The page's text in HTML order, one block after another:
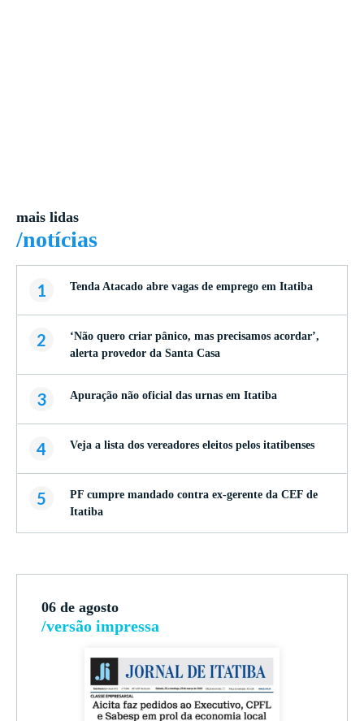
mais lidas
/notícias
1 Tenda Atacado abre vagas de emprego em Itatiba
2
‘Não quero criar pânico, mas precisamos acordar’,
alerta provedor da Santa Casa
3 Apuração não oficial das urnas em Itatiba
4 Veja a lista dos vereadores eleitos pelos itatibenses
5
PF cumpre mandado contra ex-gerente da CEF de
Itatiba
06 de agosto
/versão impressa